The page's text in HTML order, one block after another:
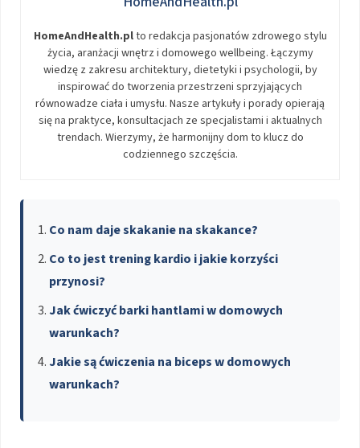
HomeAndHealth.plto redakcja pasjonatów zdrowego stylu
życia, aranżacji wnętrz i domowego wellbeing. Łączymy
wiedzę z zakresu architektury, dietetyki i psychologii, by
inspirować do tworzenia przestrzeni sprzyjających
równowadze ciała i umysłu. Nasze artykuły i porady opierają
się na praktyce, konsultacjach ze specjalistami i aktualnych
trendach. Wierzymy, że harmonijny dom to klucz do
codziennego szczęścia.
Co nam daje skakanie na skakance?
Co to jest trening kardio i jakie korzyści
przynosi?
Jak ćwiczyć barki hantlami w domowych
warunkach?
Jakie są ćwiczenia na biceps w domowych
warunkach?